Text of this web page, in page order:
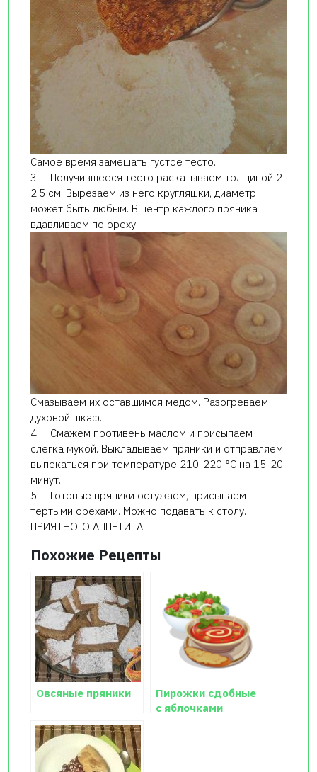
Самое время замешать густое тесто.
3. Получившееся тесто раскатываем толщиной 2-
2,5 см. Вырезаем из него кругляшки, диаметр
может быть любым. В центр каждого пряника
вдавливаем по ореху.
Смазываем их оставшимся медом. Разогреваем
духовой шкаф.
4. Смажем противень маслом и присыпаем
слегка мукой. Выкладываем пряники и отправляем
выпекаться при температуре 210-220 °С на 15-20
минут.
5. Готовые пряники остужаем, присыпаем
тертыми орехами. Можно подавать к столу.
ПРИЯТНОГО АППЕТИТА!
Похожие Рецепты
Овсяные пряники
Пирожки сдобные
с яблочками